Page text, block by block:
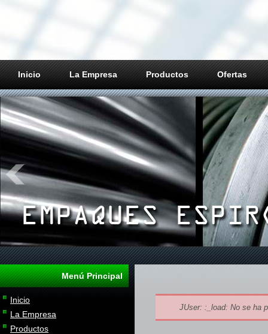
Inicio La Empresa Productos Ofertas
Menú Principal
Inicio
La Empresa
Productos
JUser: :_load: No se ha